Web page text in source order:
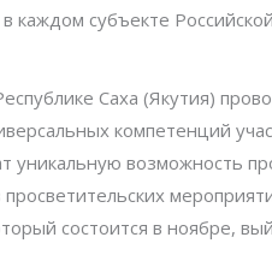
каждом субъекте
Саха (Якутия)
компетенций
уникальную возможность
состоится в ноябре,